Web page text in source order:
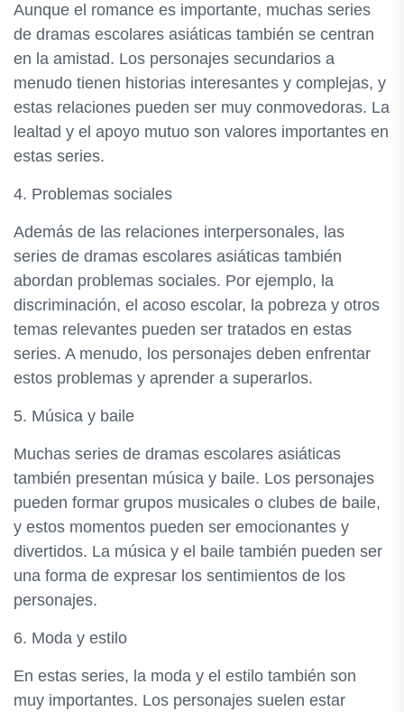
Aunque el romance es importante, muchas series
de dramas escolares asiáticas también se centran
en la amistad. Los personajes secundarios a
menudo tienen historias interesantes y complejas, y
estas relaciones pueden ser muy conmovedoras. La
lealtad y el apoyo mutuo son valores importantes en
estas series.
4. Problemas sociales
Además de las relaciones interpersonales, las
series de dramas escolares asiáticas también
abordan problemas sociales. Por ejemplo, la
discriminación, el acoso escolar, la pobreza y otros
temas relevantes pueden ser tratados en estas
series. A menudo, los personajes deben enfrentar
estos problemas y aprender a superarlos.
5. Música y baile
Muchas series de dramas escolares asiáticas
también presentan música y baile. Los personajes
pueden formar grupos musicales o clubes de baile,
y estos momentos pueden ser emocionantes y
divertidos. La música y el baile también pueden ser
una forma de expresar los sentimientos de los
personajes.
6. Moda y estilo
En estas series, la moda y el estilo también son
muy importantes. Los personajes suelen estar